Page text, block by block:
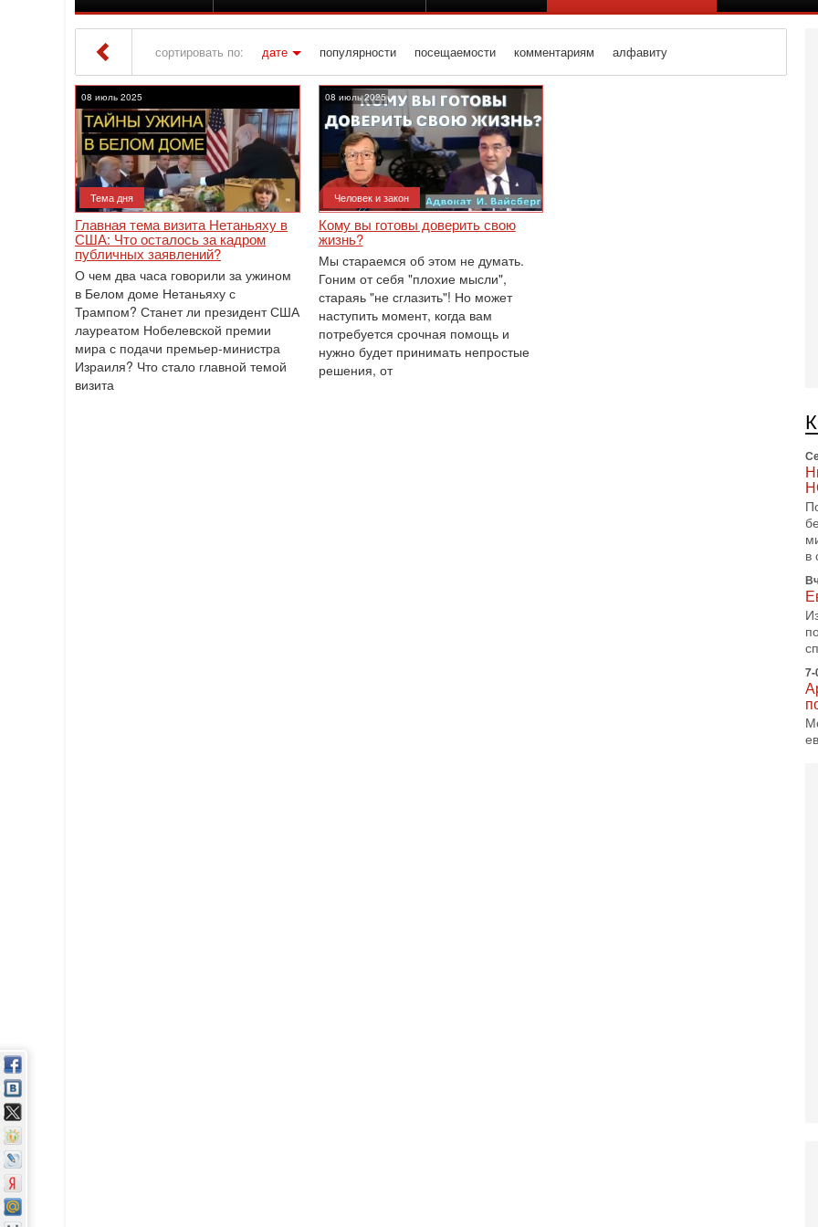
сортировать по: дате популярности посещаемости комментариям алфавиту
» Материалы за 08.07.2025
08 июль 2025
Тема дня
Главная тема визита Нетаньяху в
США: Что осталось за кадром
публичных заявлений?
О чем два часа говорили за ужином
в Белом доме Нетаньяху с
Трампом? Станет ли президент США
лауреатом Нобелевской премии
мира с подачи премьер-министра
Израиля? Что стало главной темой
визита
08 июль 2025
Человек и закон
Кому вы готовы доверить свою
жизнь?
Мы стараемся об этом не думать.
Гоним от себя "плохие мысли",
стараяь "не сглазить"! Но может
наступить момент, когда вам
потребуется срочная помощь и
нужно будет принимать непростые
решения, от
в
7-